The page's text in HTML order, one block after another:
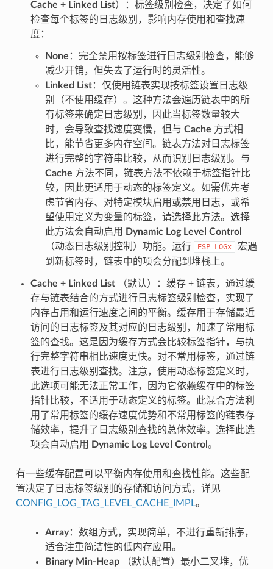
Cache + Linked List）：标签级别检查，决定了如何
检查每个标签的日志级别，影响内存使用和查找速
度：
None ：完全禁用按标签进行日志级别检查，能够
减少开销，但失去了运行时的灵活性。
Linked List：仅使用链表实现按标签设置日志级
别（不使用缓存）。这种方法会遍历链表中的所
有标签来确定日志级别，因此当标签数量较大
时，会导致查找速度变慢，但与 Cache 方式相
比，能节省更多内存空间。链表方法对日志标签
进行完整的字符串比较，从而识别日志级别。与
Cache 方法不同，链表方法不依赖于标签指针比
较，因此更适用于动态的标签定义。如需优先考
虑节省内存、对特定模块启用或禁用日志，或希
望使用定义为变量的标签，请选择此方法。选择
此方法会自动启用
Dynamic Log Level Control
（动态日志级别控制）功能。运行
ESP_LOGx
宏遇
到新标签时，链表中的项会分配到堆栈上。
Cache + Linked List（默认）：缓存 + 链表，通过缓
存与链表结合的方式进行日志标签级别检查，实现了
内存占用和运行速度之间的平衡。缓存用于存储最近
访问的日志标签及其对应的日志级别，加速了常用标
签的查找。这是因为缓存方式会比较标签指针，与执
行完整字符串相比速度更快。对不常用标签，通过链
表进行日志级别查找。注意，使用动态标签定义时，
此选项可能无法正常工作，因为它依赖缓存中的标签
指针比较，不适用于动态定义的标签。此混合方法利
用了常用标签的缓存速度优势和不常用标签的链表存
储效率，提升了日志级别查找的总体效率。选择此选
项会自动启用
Dynamic Log Level Control 。
有一些缓存配置可以平衡内存使用和查找性能。这些配
置决定了日志标签级别的存储和访问方式，详见
CONFIG_LOG_TAG_LEVEL_CACHE_IMPL。
Array：数组方式，实现简单，不进行重新排序，
适合注重简洁性的低内存应用。
Binary Min-Heap（默认配置）最小二叉堆，优